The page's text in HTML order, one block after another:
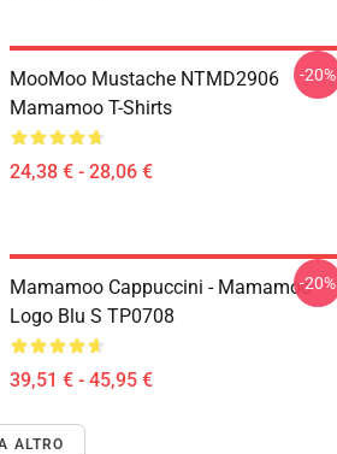
MooMoo Mustache NTMD2906
Mamamoo T-Shirts
24,38 € - 28,06 €
-20%
Mamamoo Cappuccini - Mamamoo
Logo Blu S TP0708
39,51 € - 45,95 €
-20%
ALTRO